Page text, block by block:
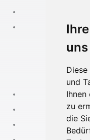
und
Ihnen
zu
die